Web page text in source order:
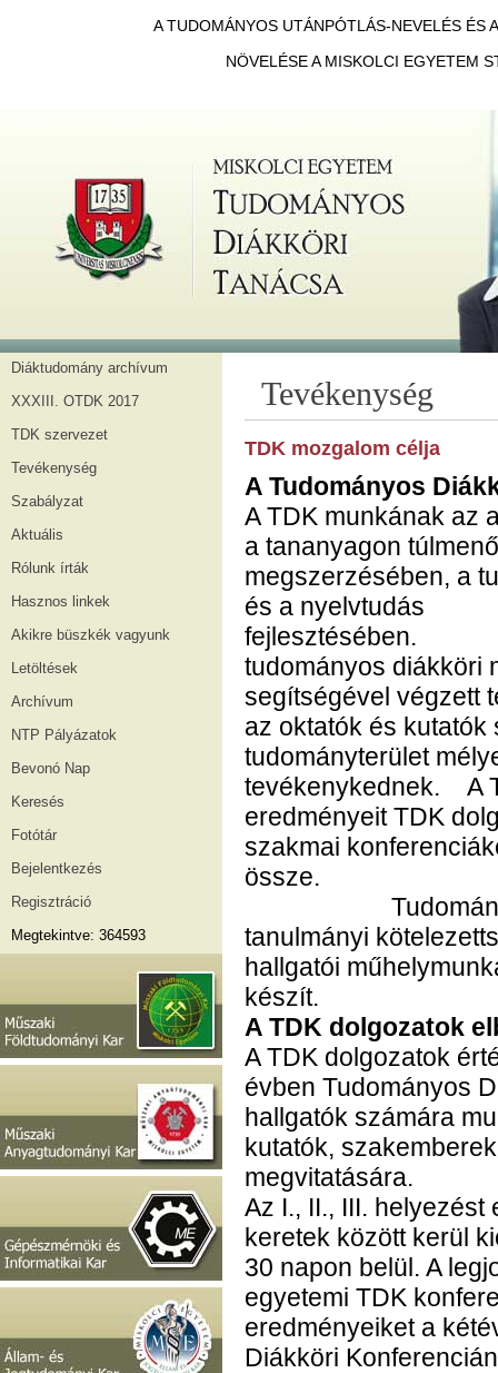
A TUDOMÁNYOS UTÁNPÓTLÁS-NEVELÉS ÉS
NÖVELÉSE A MISKOLCI EGYETEM
Diáktudomány archívum
XXXIII. OTDK 2017
TDK szervezet
Tevékenység
Szabályzat
Aktuális
Rólunk írták
Hasznos linkek
Akikre büszkék vagyunk
Letöltések
Archívum
NTP Pályázatok
Bevonó Nap
Keresés
Fotótár
Bejelentkezés
Regisztráció
Megtekintve: 364593
Tevékenység
TDK mozgalom célja
A Tudományos
A TDK munkának az
a tananyagon
megszerzésében, a
és a nyelvtudás
tudományos diákköri
segítségével végzett
az oktatók és
tudományterület
tevékenykednek. A
eredményeit TDK
szakmai
Tudományos
tanulmányi
hallgatói
készít.
A TDK dolgozatok
A TDK dolgozatok
évben Tudományos
hallgatók számára
kutatók,
megvitatására.
Az I., II., III.
keretek között kerül
30 napon belül. A
egyetemi TDK
eredményeiket a
Diákköri